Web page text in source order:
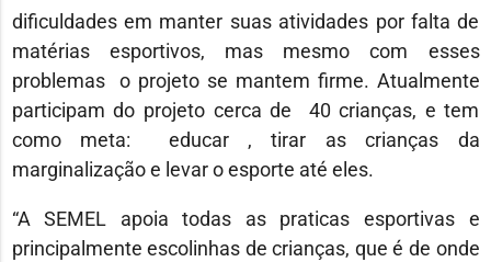
dificuldades em manter suas atividades por falta de
matérias esportivos, mas mesmo com esses
problemas o projeto se mantem firme. Atualmente
participam do projeto cerca de 40 crianças, e tem
como meta: educar , tirar as crianças da
marginalização e levar o esporte até eles.
“A SEMEL apoia todas as praticas esportivas e
principalmente escolinhas de crianças, que é de onde